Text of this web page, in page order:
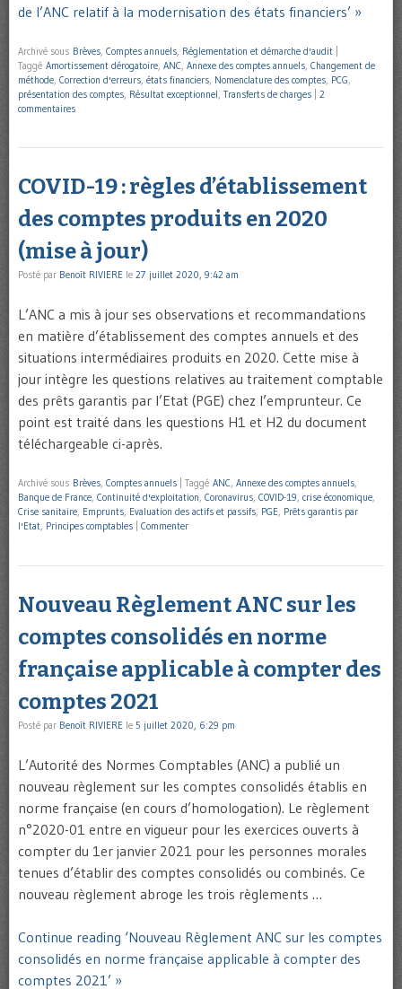
de l’ANC relatif à la modernisation des états financiers’ »
Archivé sous Brèves Comptes annuels Réglementation et démarche d'audit
Taggé Amortissement dérogatoire ANC Annexe des comptes annuels Changement de
méthode Correction d'erreurs états financiers Nomenclature des comptes PCG
présentation des comptes Résultat exceptionnel Transferts de charges
2
commentaires
COVID-19 : règles d’établissement
des comptes produits en 2020
(mise à jour)
Posté par Benoît RIVIERE le 27 juillet 2020, 9:42 am
L’ANC a mis à jour ses observations et recommandations
en matière d’établissement des comptes annuels et des
situations intermédiaires produits en 2020. Cette mise à
jour intègre les questions relatives au traitement comptable
des prêts garantis par l’Etat (PGE) chez l’emprunteur. Ce
point est traité dans les questions H1 et H2 du document
téléchargeable ci-après.
Archivé sous Brèves, Comptes annuels Taggé ANC, Annexe des comptes annuels,
Banque de France, Continuité d'exploitation, Coronavirus, COVID-19, crise économique,
Crise sanitaire, Emprunts, Evaluation des actifs et passifs, PGE, Prêts garantis par
l'Etat, Principes comptables Commenter
Nouveau Règlement ANC sur les
comptes consolidés en norme
française applicable à compter des
comptes 2021
Posté par Benoît RIVIERE le 5 juillet 2020, 6:29 pm
L’Autorité des Normes Comptables (ANC) a publié un
nouveau règlement sur les comptes consolidés établis en
norme française (en cours d’homologation). Le règlement
n°2020-01 entre en vigueur pour les exercices ouverts à
compter du 1er janvier 2021 pour les personnes morales
tenues d’établir des comptes consolidés ou combinés. Ce
nouveau règlement abroge les trois règlements …
Continue reading ‘Nouveau Règlement ANC sur les comptes
consolidés en norme française applicable à compter des
comptes 2021’ »